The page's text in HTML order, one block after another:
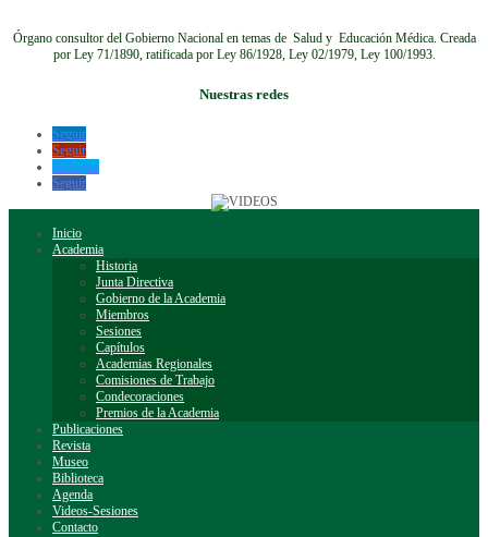
Órgano consultor del Gobierno Nacional en temas de Salud y Educación Médica. Creada
por Ley 71/1890, ratificada por Ley 86/1928, Ley 02/1979, Ley 100/1993.
Nuestras redes
Seguir
Seguir
Seguir
Seguir
Inicio
Academia
Historia
Junta Directiva
Gobierno de la Academia
Miembros
Sesiones
Capítulos
Academias Regionales
Comisiones de Trabajo
Condecoraciones
Premios de la Academia
Publicaciones
Revista
Museo
Biblioteca
Agenda
Videos-Sesiones
Contacto